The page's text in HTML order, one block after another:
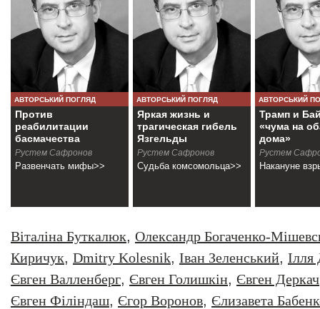
АВТОРСЬКИЙ ПОГЛЯД
Против
реабилитации
басмачества
Рустем Сафронов
Развенчать мифы>>
АВТОРСЬКИЙ ПОГЛЯД
Яркая жизнь и
трагическая гибель
Язгельды
Рустем Сафронов
Судьба комсомольца>>
АВТОРСЬКИЙ
Трамп и
«чума на
дома»
Рустем
Накануне
Віталіна Буткалюк, Олександр Богаченко-
Киричук, Dmitry Kolesnik, Iван Зеленський, Iлля
Євген Валленберг, Євген Голишкін, Євген Деркач
Євген Філіндаш, Єгор Воронов, Єлизавета